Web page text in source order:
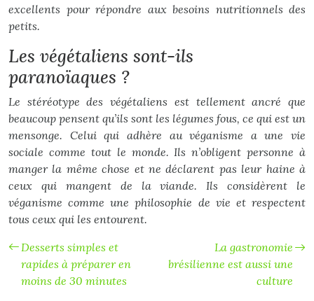
excellents pour répondre aux besoins nutritionnels des
petits.
Les végétaliens sont-ils
paranoïaques ?
Le stéréotype des végétaliens est tellement ancré que
beaucoup pensent qu’ils sont les légumes fous, ce qui est un
mensonge. Celui qui adhère au véganisme a une vie
sociale comme tout le monde. Ils n’obligent personne à
manger la même chose et ne déclarent pas leur haine à
ceux qui mangent de la viande. Ils considèrent le
véganisme comme une philosophie de vie et respectent
tous ceux qui les entourent.
Desserts simples et
rapides à préparer en
moins de 30 minutes
La gastronomie
brésilienne est aussi une
culture